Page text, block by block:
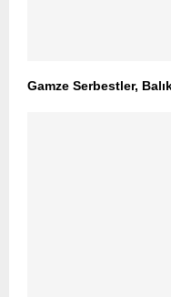
Gamze Serbestler,